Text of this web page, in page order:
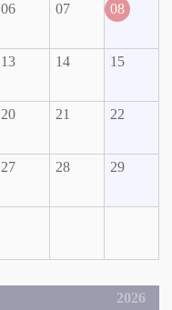
06 07 08
13 14 15
20 21 22
27 28 29
2026